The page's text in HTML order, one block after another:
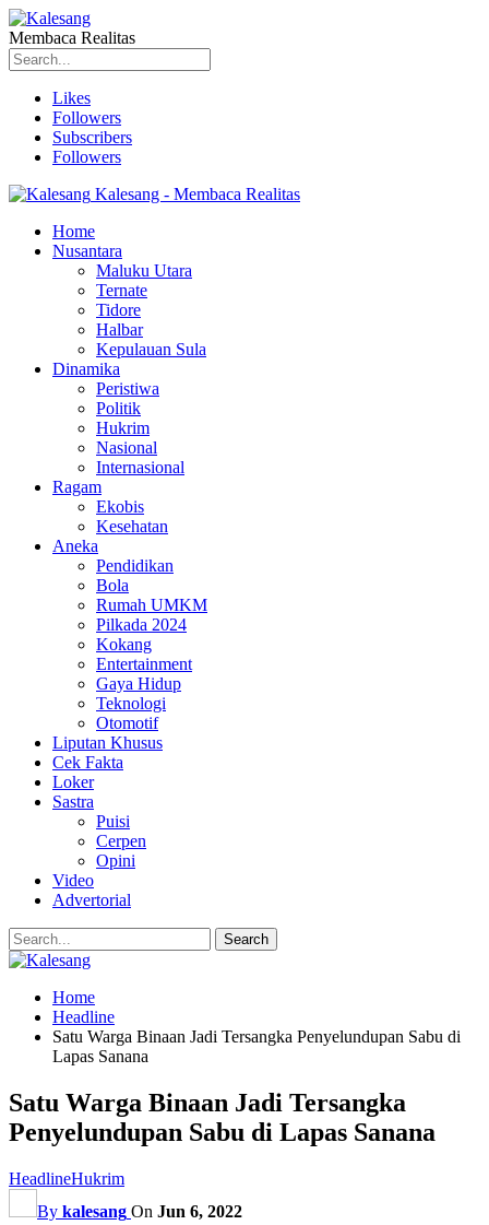
Membaca Realitas
Likes
Followers
Subscribers
Followers
Kalesang - Membaca Realitas
Home
Nusantara
Maluku Utara
Ternate
Tidore
Halbar
Kepulauan Sula
Dinamika
Peristiwa
Politik
Hukrim
Nasional
Internasional
Ragam
Ekobis
Kesehatan
Aneka
Pendidikan
Bola
Rumah UMKM
Pilkada 2024
Kokang
Entertainment
Gaya Hidup
Teknologi
Otomotif
Liputan Khusus
Cek Fakta
Loker
Sastra
Puisi
Cerpen
Opini
Video
Advertorial
Home
Headline
Satu Warga Binaan Jadi Tersangka Penyelundupan Sabu di
Lapas Sanana
Satu Warga Binaan Jadi Tersangka
Penyelundupan Sabu di Lapas Sanana
HeadlineHukrim
By kalesang On Jun 6, 2022